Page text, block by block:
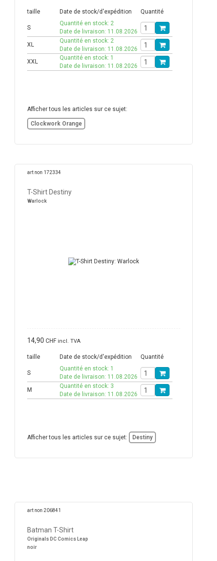
taille Date de stock/d'expédition Quantité
S
Quantité en stock: 2
Date de livraison: 11.08.2026
XL
Quantité en stock: 2
Date de livraison: 11.08.2026
XXL
Quantité en stock: 1
Date de livraison: 11.08.2026
Afficher tous les articles sur ce sujet:
Clockwork Orange
art non 172334
T-Shirt Destiny
Warlock
14,90 CHF incl. TVA
taille Date de stock/d'expédition Quantité
S
Quantité en stock: 1
Date de livraison: 11.08.2026
M
Quantité en stock: 3
Date de livraison: 11.08.2026
Afficher tous les articles sur ce sujet: Destiny
art non 206841
Batman T-Shirt
Originals DC Comics Leap
noir